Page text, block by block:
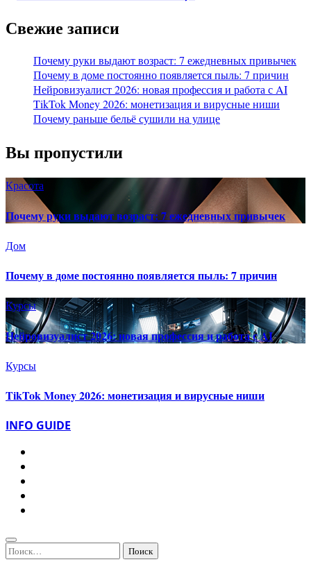
Свежие записи
Почему руки выдают возраст: 7 ежедневных привычек
Почему в доме постоянно появляется пыль: 7 причин
Нейровизуалист 2026: новая профессия и работа с AI
TikTok Money 2026: монетизация и вирусные ниши
Почему раньше бельё сушили на улице
Вы пропустили
Красота
Почему руки выдают возраст: 7 ежедневных привычек
Дом
Почему в доме постоянно появляется пыль: 7 причин
Курсы
Нейровизуалист 2026: новая профессия и работа с AI
Курсы
TikTok Money 2026: монетизация и вирусные ниши
INFO GUIDE
Найти: